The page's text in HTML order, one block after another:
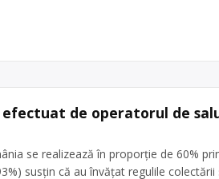
de operatorul de
se realizează în proporţie de 60%
susţin că au învăţat regulile